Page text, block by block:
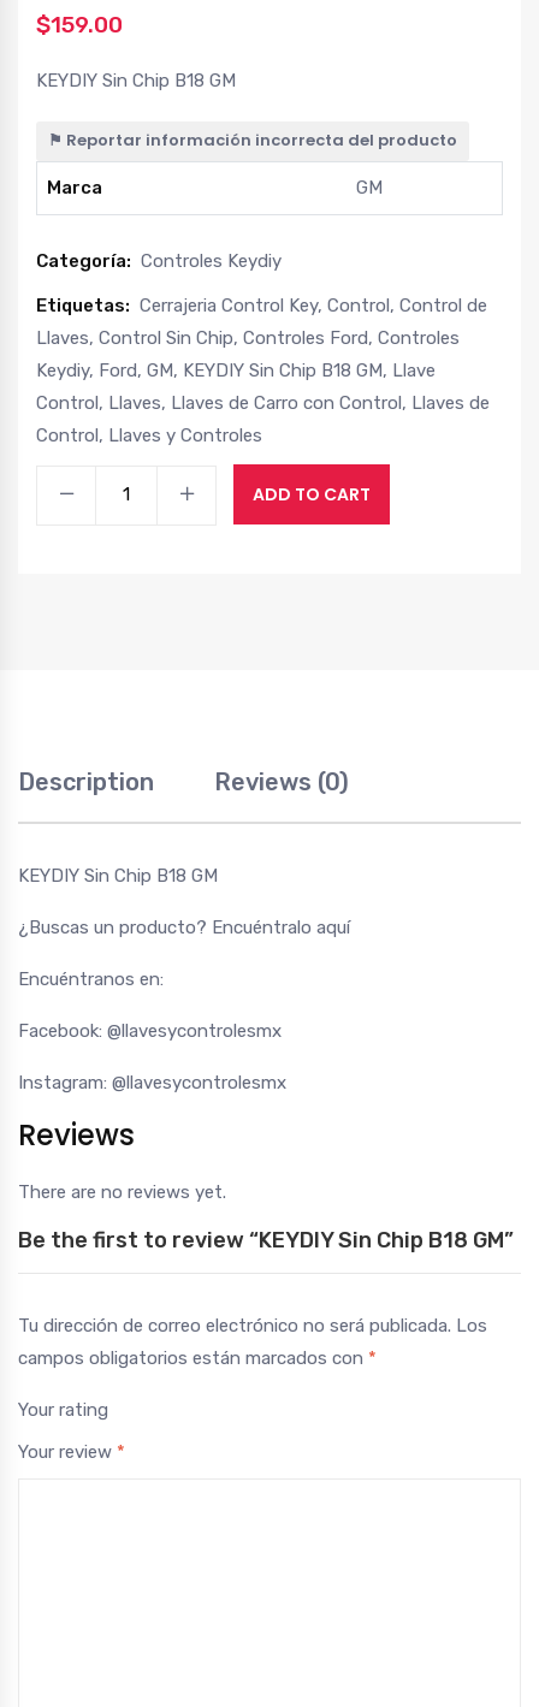
$159.00
KEYDIY Sin Chip B18 GM
⚑ Reportar información incorrecta del producto
Marca GM
Categoría: Controles Keydiy
Etiquetas: Cerrajeria Control Key, Control, Control de
Llaves, Control Sin Chip, Controles Ford, Controles
Keydiy, Ford, GM, KEYDIY Sin Chip B18 GM, Llave
Control, Llaves, Llaves de Carro con Control, Llaves de
Control, Llaves y Controles
ADD TO CART
Description Reviews (0)
KEYDIY Sin Chip B18 GM
¿Buscas un producto? Encuéntralo aquí
Encuéntranos en:
Facebook: @llavesycontrolesmx
Instagram: @llavesycontrolesmx
Reviews
There are no reviews yet.
Be the first to review “KEYDIY Sin Chip B18 GM”
Tu dirección de correo electrónico no será publicada. Los
campos obligatorios están marcados con *
Your rating
Your review *